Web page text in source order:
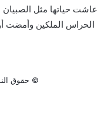
عاشت حياتها مثل الصبيان
الحراس الملكين وأمضت
© حقوق النشر